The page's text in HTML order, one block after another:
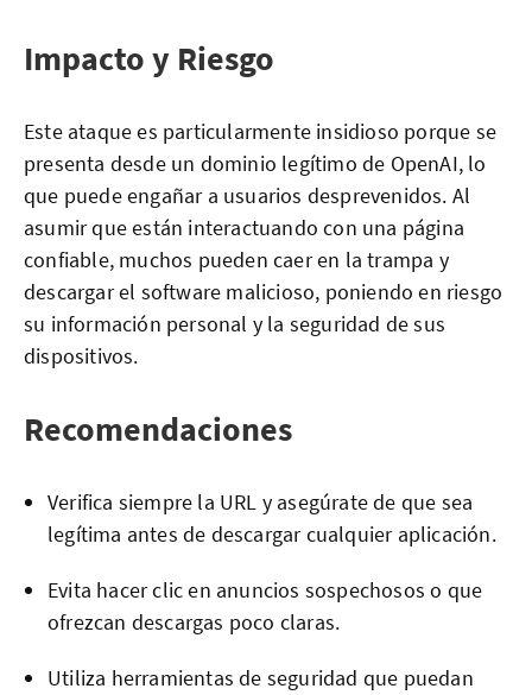
Impacto y Riesgo
Este ataque es particularmente insidioso porque se
presenta desde un dominio legítimo de OpenAI, lo
que puede engañar a usuarios desprevenidos. Al
asumir que están interactuando con una página
confiable, muchos pueden caer en la trampa y
descargar el software malicioso, poniendo en riesgo
su información personal y la seguridad de sus
dispositivos.
Recomendaciones
Verifica siempre la URL y asegúrate de que sea
legítima antes de descargar cualquier aplicación.
Evita hacer clic en anuncios sospechosos o que
ofrezcan descargas poco claras.
Utiliza herramientas de seguridad que puedan